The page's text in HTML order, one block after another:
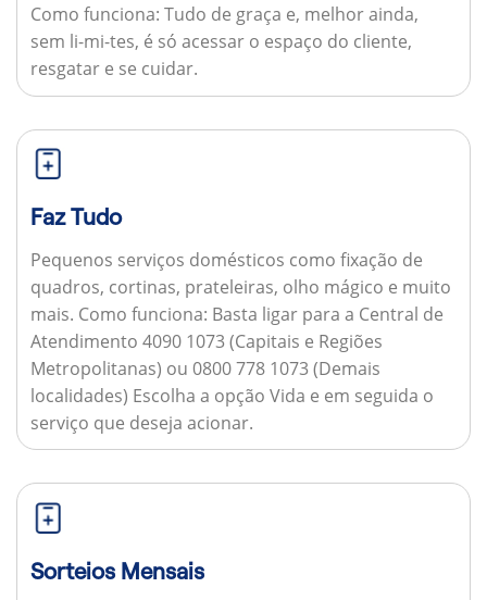
Como funciona: Tudo de graça e, melhor ainda,
sem li-mi-tes, é só acessar o espaço do cliente,
resgatar e se cuidar.
Faz Tudo
Pequenos serviços domésticos como fixação de
quadros, cortinas, prateleiras, olho mágico e muito
mais. Como funciona: Basta ligar para a Central de
Atendimento 4090 1073 (Capitais e Regiões
Metropolitanas) ou 0800 778 1073 (Demais
localidades) Escolha a opção Vida e em seguida o
serviço que deseja acionar.
Sorteios Mensais